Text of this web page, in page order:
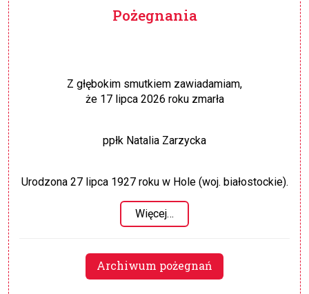
Pożegnania
Z głębokim smutkiem zawiadamiam,
że 17 lipca 2026 roku zmarła
ppłk Natalia Zarzycka
Urodzona 27 lipca 1927 roku w Hole (woj. białostockie).
Więcej…
Archiwum pożegnań